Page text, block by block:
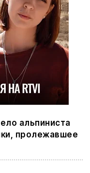
альпиниста
пролежавшее